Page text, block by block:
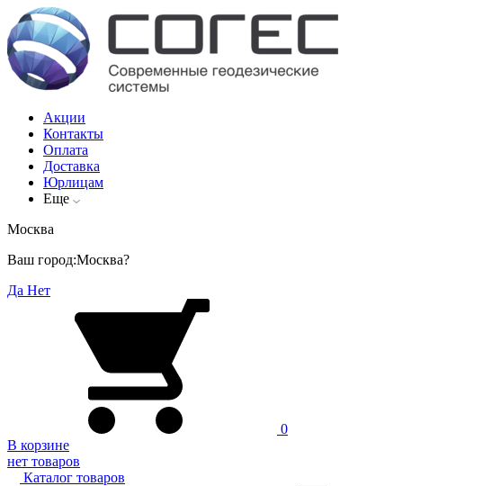
Акции
Контакты
Оплата
Доставка
Юрлицам
Еще
Москва
Ваш город:Москва?
Да Нет
0
В корзине
нет товаров
Каталог товаров